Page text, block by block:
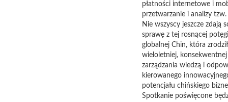
płatności internetowe i
przetwarzanie i analizy
Nie wszyscy jeszcze zdają
sprawę z tej rosnącej potęgi
globalnej Chin, która
wieloletniej,
zarządzania wiedzą i
kierowanego
potencjału chińskiego
Spotkanie poświęcone